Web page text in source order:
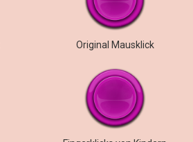
Original Mausklick